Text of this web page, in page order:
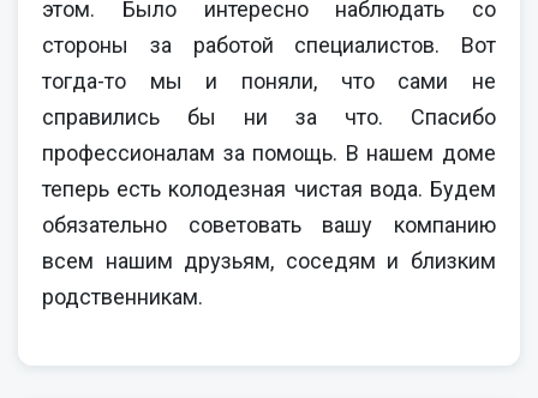
этом. Было интересно наблюдать со
стороны за работой специалистов. Вот
тогда-то мы и поняли, что сами не
справились бы ни за что. Спасибо
профессионалам за помощь. В нашем доме
теперь есть колодезная чистая вода. Будем
обязательно советовать вашу компанию
всем нашим друзьям, соседям и близким
родственникам.